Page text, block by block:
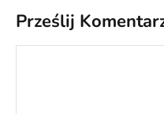
Prześlij